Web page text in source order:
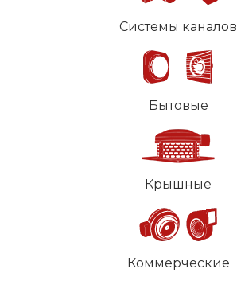
Системы каналов
Бытовые
Крышные
Коммерческие